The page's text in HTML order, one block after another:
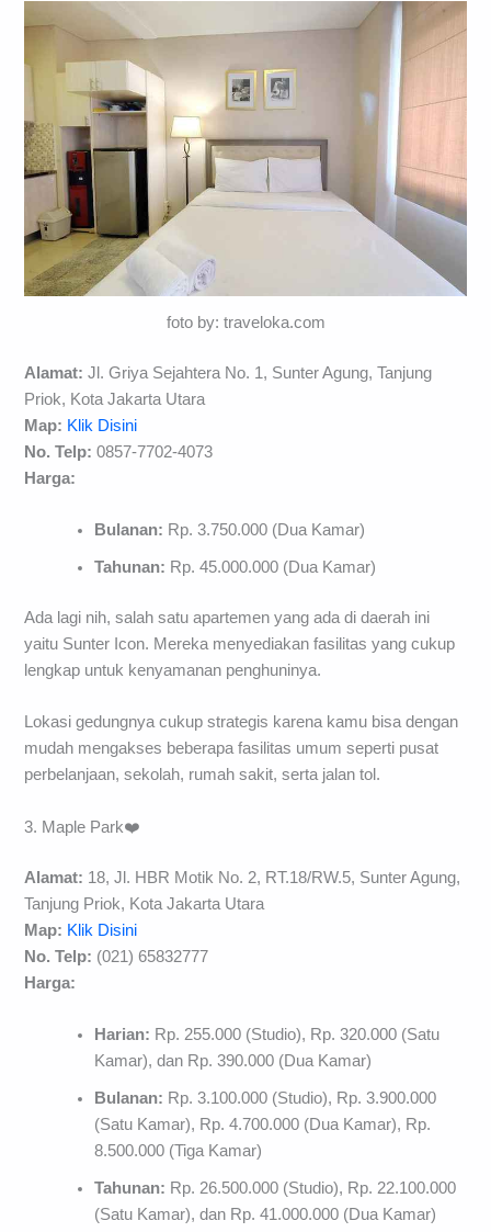
foto by: traveloka.com
Alamat:Jl. Griya Sejahtera No. 1, Sunter Agung, Tanjung
Priok, Kota Jakarta Utara
Map: Klik Disini
No. Telp:0857-7702-4073
Harga:
Bulanan: Rp. 3.750.000 (Dua Kamar)
Tahunan: Rp. 45.000.000 (Dua Kamar)
Ada lagi nih, salah satu apartemen yang ada di daerah ini
yaitu Sunter Icon. Mereka menyediakan fasilitas yang cukup
lengkap untuk kenyamanan penghuninya.
Lokasi gedungnya cukup strategis karena kamu bisa dengan
mudah mengakses beberapa fasilitas umum seperti pusat
perbelanjaan, sekolah, rumah sakit, serta jalan tol.
3. Maple Park❤️
Alamat: 18, Jl. HBR Motik No. 2, RT.18/RW.5, Sunter Agung,
Tanjung Priok, Kota Jakarta Utara
Map: Klik Disini
No. Telp: (021) 65832777
Harga:
Harian: Rp. 255.000 (Studio), Rp. 320.000 (Satu
Kamar), dan Rp. 390.000 (Dua Kamar)
Bulanan: Rp. 3.100.000 (Studio), Rp. 3.900.000
(Satu Kamar), Rp. 4.700.000 (Dua Kamar), Rp.
8.500.000 (Tiga Kamar)
Tahunan: Rp. 26.500.000 (Studio), Rp. 22.100.000
(Satu Kamar), dan Rp. 41.000.000 (Dua Kamar)